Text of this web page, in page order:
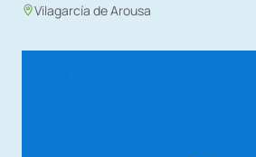
Vilagarcía de Arousa